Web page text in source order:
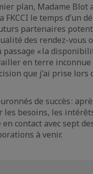
plan, Madame Blot
le temps d’un
partenaires
des rendez-vous
« la
en terre inconnue
que j’ai prise lors
de succès :
besoins, les
contact avec sept
à venir.